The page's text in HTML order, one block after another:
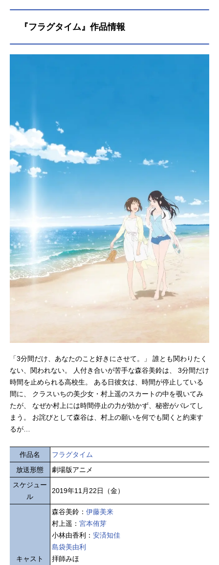
『フラグタイム』作品情報
「3分間だけ、あなたのこと好きにさせて。」 誰とも関わりたく
ない、関われない。 人付き合いが苦手な森谷美鈴は、 3分間だけ
時間を止められる高校生。 ある日彼女は、時間が停止している
間に、 クラスいちの美少女・村上遥のスカートの中を覗いてみ
たが、 なぜか村上には時間停止の力が効かず、秘密がバレてし
まう。 お詫びとして森谷は、村上の願いを何でも聞くと約束す
るが…
作品名
フラグタイム
放送形態
劇場版アニメ
スケジュー
ル
2019年11月22日（金）
キャスト
森谷美鈴： 伊藤美来
村上遥： 宮本侑芽
小林由香利： 安済知佳
島袋美由利
拝師みほ